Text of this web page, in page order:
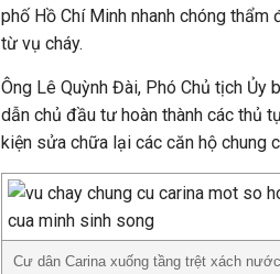
phố Hồ Chí Minh nhanh chóng
từ vụ cháy.
Ông Lê Quỳnh Đài, Phó Chủ tịch Ủy
dẫn chủ đầu tư hoàn thành các thủ
kiện sửa chữa lại các căn hộ chung
Cư dân Carina xuống tầng trệt xách